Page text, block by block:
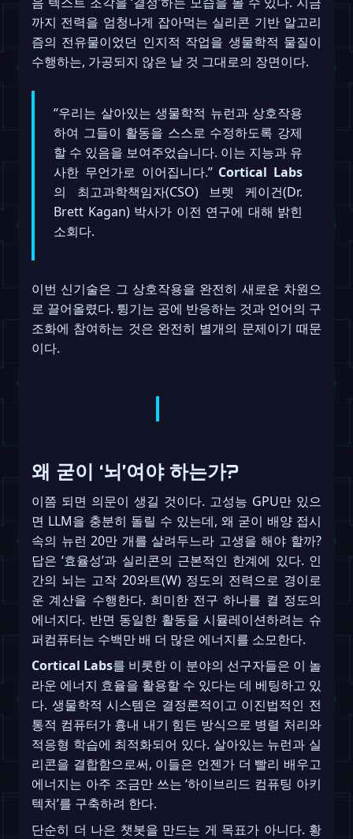
까지 전력을 엄청나게 잡아먹는 실리콘 기반 알고리
즘의 전유물이었던 인지적 작업을 생물학적 물질이
수행하는, 가공되지 않은 날 것 그대로의 장면이다.
“우리는 살아있는 생물학적 뉴런과 상호작용
하여 그들이 활동을 스스로 수정하도록 강제
할 수 있음을 보여주었습니다. 이는 지능과 유
사한 무언가로 이어집니다.” Cortical Labs
의 최고과학책임자(CSO) 브렛 케이건(Dr.
Brett Kagan) 박사가 이전 연구에 대해 밝힌
소회다.
이번 신기술은 그 상호작용을 완전히 새로운 차원으
로 끌어올렸다. 튕기는 공에 반응하는 것과 언어의 구
조화에 참여하는 것은 완전히 별개의 문제이기 때문
이다.
왜 굳이 ‘뇌’여야 하는가?
이쯤 되면 의문이 생길 것이다. 고성능 GPU만 있으
면 LLM을 충분히 돌릴 수 있는데, 왜 굳이 배양 접시
속의 뉴런 20만 개를 살려두느라 고생을 해야 할까?
답은 ‘효율성’과 실리콘의 근본적인 한계에 있다. 인
간의 뇌는 고작 20와트(W) 정도의 전력으로 경이로
운 계산을 수행한다. 희미한 전구 하나를 켤 정도의
에너지다. 반면 동일한 활동을 시뮬레이션하려는 슈
퍼컴퓨터는 수백만 배 더 많은 에너지를 소모한다.
Cortical Labs를 비롯한 이 분야의 선구자들은 이 놀
라운 에너지 효율을 활용할 수 있다는 데 베팅하고 있
다. 생물학적 시스템은 결정론적이고 이진법적인 전
통적 컴퓨터가 흉내 내기 힘든 방식으로 병렬 처리와
적응형 학습에 최적화되어 있다. 살아있는 뉴런과 실
리콘을 결합함으로써, 이들은 언젠가 더 빨리 배우고
에너지는 아주 조금만 쓰는 ‘하이브리드 컴퓨팅 아키
텍처’를 구축하려 한다.
단순히 더 나은 챗봇을 만드는 게 목표가 아니다. 황